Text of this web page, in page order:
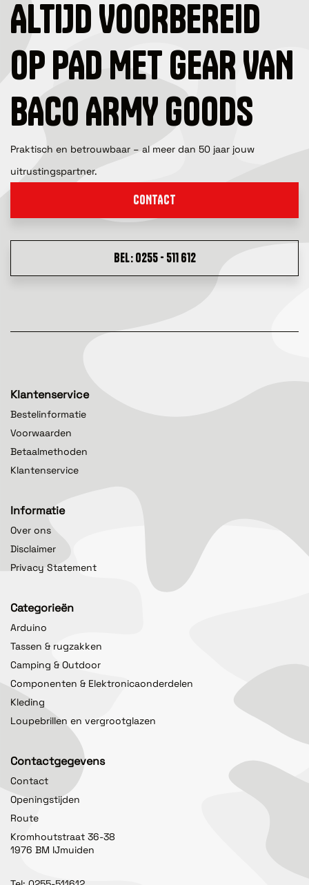
ALTIJD VOORBEREID
OP PAD MET GEAR VAN
BACO ARMY GOODS
Praktisch en betrouwbaar – al meer dan 50 jaar jouw
uitrustingspartner.
CONTACT
BEL: 0255 - 511 612
Klantenservice
Bestelinformatie
Voorwaarden
Betaalmethoden
Klantenservice
Informatie
Over ons
Disclaimer
Privacy Statement
Categorieën
Arduino
Tassen & rugzakken
Camping & Outdoor
Componenten & Elektronicaonderdelen
Kleding
Loupebrillen en vergrootglazen
Contactgegevens
Contact
Openingstijden
Route
Kromhoutstraat 36-38
1976 BM IJmuiden